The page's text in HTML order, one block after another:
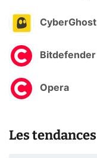
CyberGhost
Bitdefender
Opera
Les tendances